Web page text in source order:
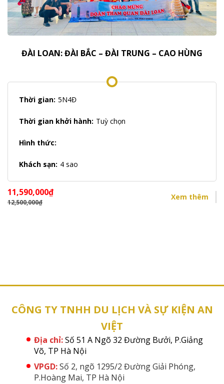
ĐÀI LOAN: ĐÀI BẮC – ĐÀI TRUNG – CAO HÙNG
Thời gian: 5N4Đ
Thời gian khởi hành: Tuỳ chọn
Hình thức:
Khách sạn: 4 sao
11,590,000₫
12,500,000₫
Xem thêm
CÔNG TY TNHH DU LỊCH VÀ SỰ KIỆN AN
VIỆT
Địa chỉ:Số 51 A Ngõ 32 Đường Bưởi, P.Giảng
Võ, TP Hà Nội
VPGD:Số 2, ngõ 1295/2 Đường Giải Phóng,
P.Hoàng Mai, TP Hà Nội